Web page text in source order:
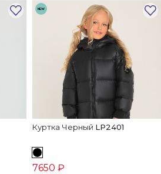
NEW
Куртка Черный LP2401
7650 ₽